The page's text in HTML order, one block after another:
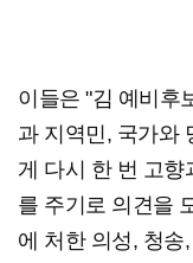
이들은 "김 예비후
과 지역민, 국가와
게 다시 한 번 고향
를 주기로 의견을
에 처한 의성, 청송